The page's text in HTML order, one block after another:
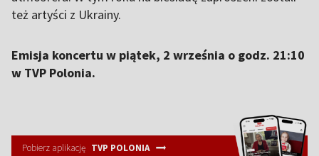
też artyści z Ukrainy.
Emisja koncertu w piątek, 2 września o godz. 21:10
w TVP Polonia.
Pobierz aplikację TVP POLONIA